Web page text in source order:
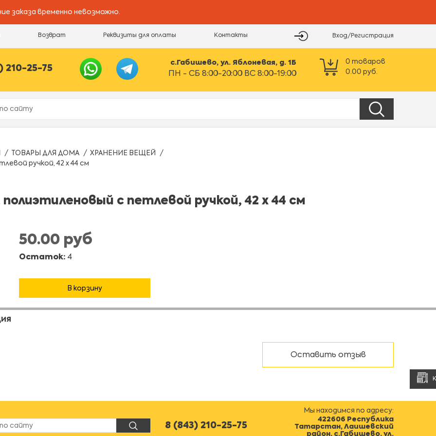
заказа временно невозможно.
Возврат Реквизиты для оплаты Контакты Вход/Регистрация
210-25-75
с.Габишево, ул. Яблоневая, д. 1Б
ПН - СБ 8:00-20:00 ВС 8:00-19:00
0 товаров
0.00 руб.
ТОВАРЫ ДЛЯ ДОМА
ХРАНЕНИЕ ВЕЩЕЙ
ручкой, 42 х 44 см
с петлевой ручкой, 42 х 44 см
50.00 руб
Остаток: 4
В корзину
Оставить отзыв
8 (843) 210-25-75
Мы находимся по адресу:
422606 Республика
Татарстан, Лаишевский
район, с.Габишево, ул.